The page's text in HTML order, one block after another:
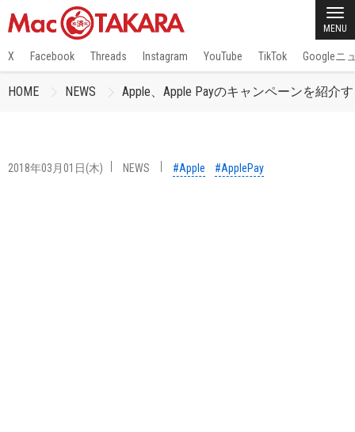
MENU
X Facebook Threads Instagram YouTube TikTok Googleニ
HOME NEWS Apple、Apple Payのキャンペーンを紹介
2018年03月01日(木) NEWS #Apple #ApplePay